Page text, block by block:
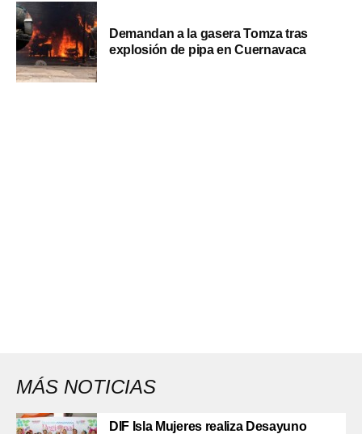
Demandan a la gasera Tomza tras
explosión de pipa en Cuernavaca
MÁS NOTICIAS
DIF Isla Mujeres realiza Desayuno